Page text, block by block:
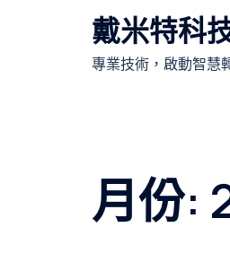
戴米特科
專業技術，啟動智慧
月份: